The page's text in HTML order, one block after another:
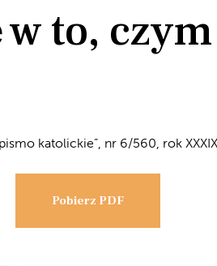
w to,
katolickie”, nr 6/560, rok
Pobierz PDF